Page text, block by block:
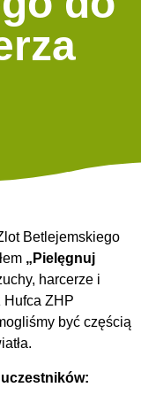
Betlejemskiego
„Pielęgnuj
harcerze i
Hufca ZHP
być częścią